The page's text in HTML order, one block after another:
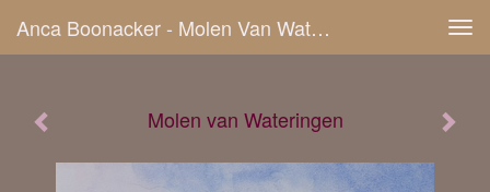
Anca Boonacker - Molen Van Wateringen
Molen van Wateringen